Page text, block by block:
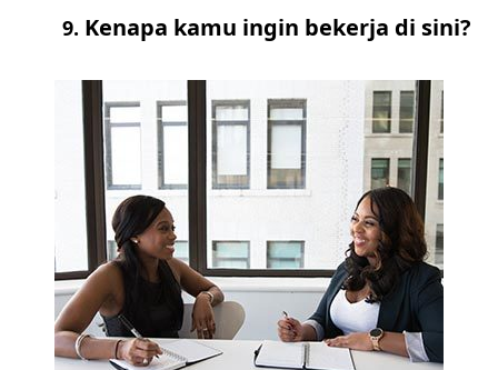
9. Kenapa kamu ingin bekerja di sini?